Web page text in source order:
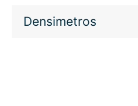
Densimetros